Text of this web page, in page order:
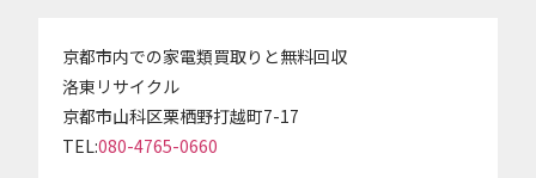
京都市内での家電類買取りと無料回収
洛東リサイクル
京都市山科区栗栖野打越町7-17
TEL:080-4765-0660